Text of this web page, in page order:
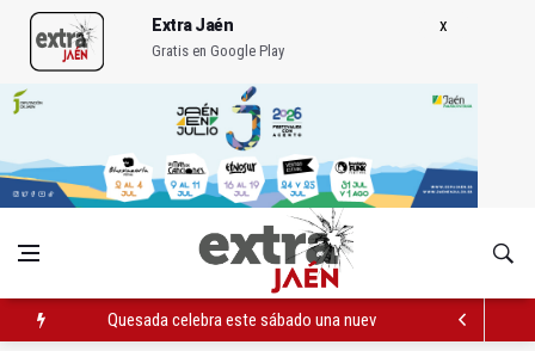
Extra Jaén
Gratis en Google Play
Quesada celebra este sábado una nueva jornada de Orgullo